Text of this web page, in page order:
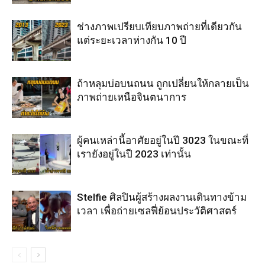
ช่างภาพเปรียบเทียบภาพถ่ายที่เดียวกัน
แต่ระยะเวลาห่างกัน 10 ปี
ถ้าหลุมบ่อบนถนน ถูกเปลี่ยนให้กลายเป็น
ภาพถ่ายเหนือจินตนาการ
ผู้คนเหล่านี้อาศัยอยู่ในปี 3023 ในขณะที่
เรายังอยู่ในปี 2023 เท่านั้น
Stelfie ศิลปินผู้สร้างผลงานเดินทางข้าม
เวลา เพื่อถ่ายเซลฟี่ย้อนประวัติศาสตร์